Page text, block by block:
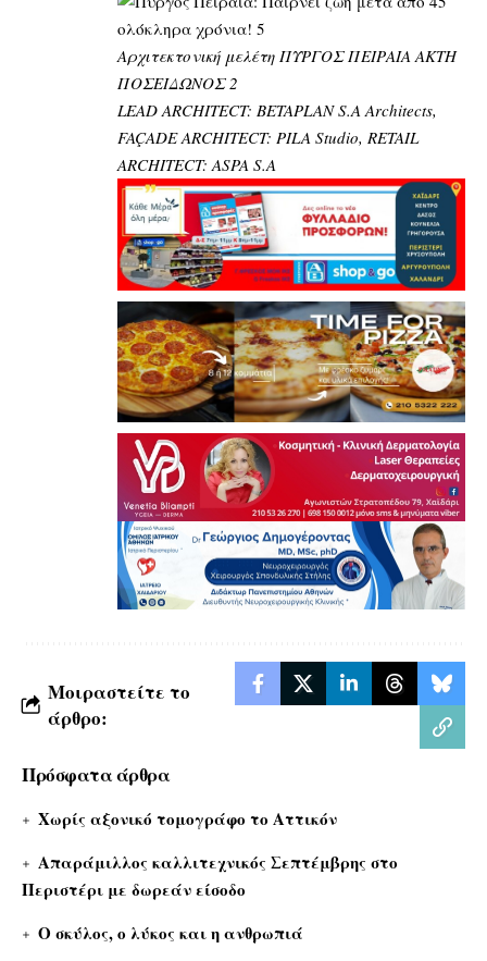
Αρχιτεκτονική μελέτη ΠΥΡΓΟΣ ΠΕΙΡΑΙΑ ΑΚΤΗ
ΠΟΣΕΙΔΩΝΟΣ 2
LEAD ARCHITECT: BETAPLAN S.A Architects,
FAÇADE ARCHITECT: PILA Studio, RETAIL
ARCHITECT: ASPA S.A
Μοιραστείτε το
άρθρο:
Πρόσφατα άρθρα
Χωρίς αξονικό τομογράφο το Αττικόν
Απαράμιλλος καλλιτεχνικός Σεπτέμβρης στο
Περιστέρι με δωρεάν είσοδο
Ο σκύλος, ο λύκος και η ανθρωπιά